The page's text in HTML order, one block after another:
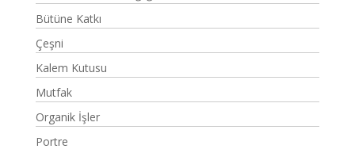
Bütüne Katkı
Çeşni
Kalem Kutusu
Mutfak
Organik İşler
Portre